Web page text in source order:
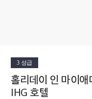
3 성급
홀리데이 인 마이애
IHG 호텔